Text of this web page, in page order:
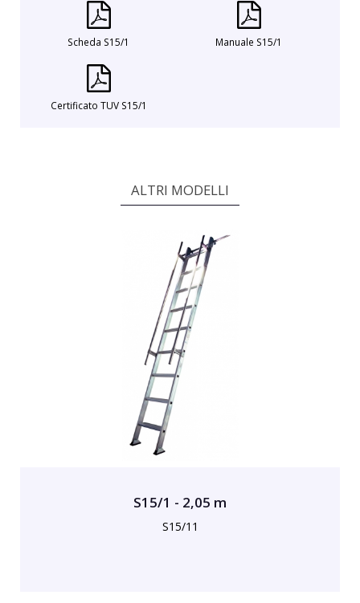
Scheda S15/1 Manuale S15/1
Certificato TUV S15/1
ALTRI MODELLI
S15/1 - 2,05 m
S15/11